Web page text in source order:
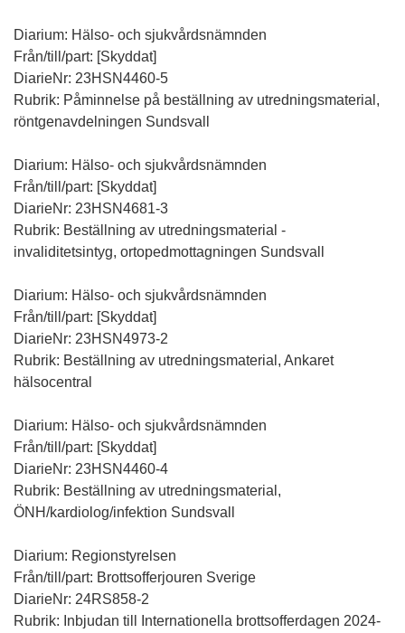
Diarium: Hälso- och sjukvårdsnämnden
Från/till/part: [Skyddat]
DiarieNr: 23HSN4460-5
Rubrik: Påminnelse på beställning av utredningsmaterial,
röntgenavdelningen Sundsvall
Diarium: Hälso- och sjukvårdsnämnden
Från/till/part: [Skyddat]
DiarieNr: 23HSN4681-3
Rubrik: Beställning av utredningsmaterial -
invaliditetsintyg, ortopedmottagningen Sundsvall
Diarium: Hälso- och sjukvårdsnämnden
Från/till/part: [Skyddat]
DiarieNr: 23HSN4973-2
Rubrik: Beställning av utredningsmaterial, Ankaret
hälsocentral
Diarium: Hälso- och sjukvårdsnämnden
Från/till/part: [Skyddat]
DiarieNr: 23HSN4460-4
Rubrik: Beställning av utredningsmaterial,
ÖNH/kardiolog/infektion Sundsvall
Diarium: Regionstyrelsen
Från/till/part: Brottsofferjouren Sverige
DiarieNr: 24RS858-2
Rubrik: Inbjudan till Internationella brottsofferdagen 2024-